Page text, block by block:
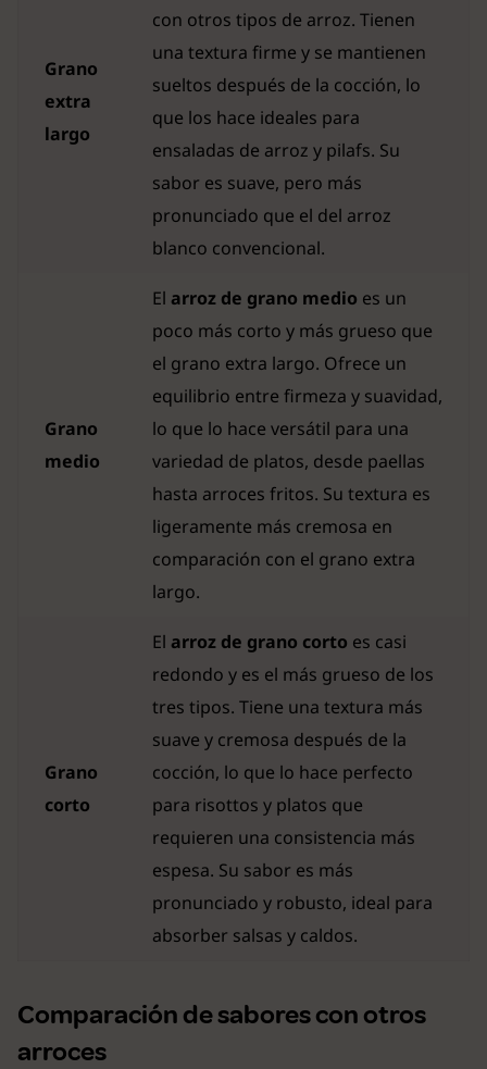
Grano
extra
largo
con otros tipos de arroz. Tienen
una textura firme y se mantienen
sueltos después de la cocción, lo
que los hace ideales para
ensaladas de arroz y pilafs. Su
sabor es suave, pero más
pronunciado que el del arroz
blanco convencional.
Grano
medio
El arroz de grano medio es un
poco más corto y más grueso que
el grano extra largo. Ofrece un
equilibrio entre firmeza y suavidad,
lo que lo hace versátil para una
variedad de platos, desde paellas
hasta arroces fritos. Su textura es
ligeramente más cremosa en
comparación con el grano extra
largo.
Grano
corto
El arroz de grano corto es casi
redondo y es el más grueso de los
tres tipos. Tiene una textura más
suave y cremosa después de la
cocción, lo que lo hace perfecto
para risottos y platos que
requieren una consistencia más
espesa. Su sabor es más
pronunciado y robusto, ideal para
absorber salsas y caldos.
Comparación de sabores con otros
arroces